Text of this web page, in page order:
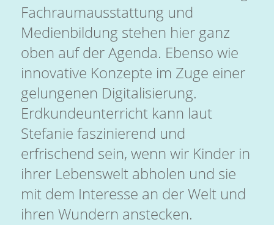
Fachraumausstattung und
Medienbildung stehen hier ganz
oben auf der Agenda. Ebenso wie
innovative Konzepte im Zuge einer
gelungenen Digitalisierung.
Erdkundeunterricht kann laut
Stefanie faszinierend und
erfrischend sein, wenn wir Kinder in
ihrer Lebenswelt abholen und sie
mit dem Interesse an der Welt und
ihren Wundern anstecken.